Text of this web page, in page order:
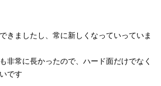
きましたし、常に新しくなっていっていま
非常に長かったので、ハード面だけでなく
です